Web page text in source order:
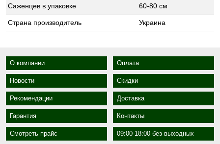
Саженцев в упаковке 60-80 см
Страна производитель Украина
О компании Оплата
Новости Скидки
Рекомендации Доставка
Гарантия Контакты
Смотреть прайс 09:00-18:00 без выходных